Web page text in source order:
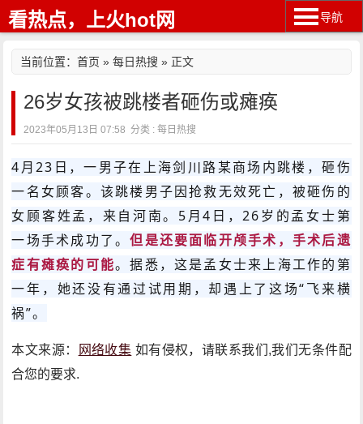
导航
看热点，上火hot网
当前位置：首页 »每日热搜 » 正文
26岁女孩被跳楼者砸伤或瘫痪
2023年05月13日 07:58 分类 : 每日热搜
4月23日，一男子在上海剑川路某商场内跳楼，砸伤
一名女顾客。该跳楼男子因抢救无效死亡，被砸伤的
女顾客姓孟，来自河南。5月4日，26岁的孟女士第
一场手术成功了。但是还要面临开颅手术，手术后遗
症有瘫痪的可能。据悉，这是孟女士来上海工作的第
一年，她还没有通过试用期，却遇上了这场“飞来横
祸”。
本文来源： 网络收集 如有侵权，请联系我们,我们无条件配
合您的要求.